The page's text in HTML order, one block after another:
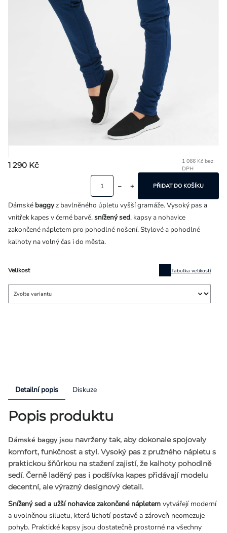
1 290 Kč
1 066 Kč bez
DPH
Velikost Tabulka velikostí
PŘIDAT DO KOŠÍKU
Dámské baggyz bavlněného úpletu vyšší gramáže. Vysoký pas a
vnitřek kapes v černé barvě,snížený sed, kapsy a nohavice
zakončené nápletem pro pohodlné nošení. Stylové a pohodlné
kalhoty na volný čas i do města.
Detailní popis Diskuze
Popis produktu
Dámské baggy jsou navrženy tak, aby dokonale spojovaly
komfort, funkčnost a styl. Vysoký pas z pružného nápletu s
praktickou šňůrkou na staženízajistí, že kalhoty pohodlně
sedí. Černě laděný pas i podšívka kapes přidávají modelu
decentní, ale výrazný designový detail.
Snížený sed a užší nohavice zakončené nápletem vytvářejí moderní
a uvolněnou siluetu, která lichotí postavě a zároveň neomezuje
pohyb. Praktické kapsy jsou dostatečně prostorné na všechny